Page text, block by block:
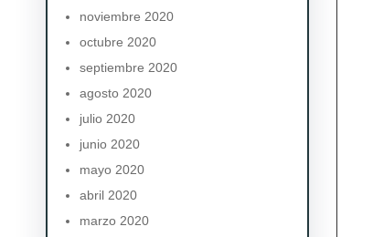
noviembre 2020
octubre 2020
septiembre 2020
agosto 2020
julio 2020
junio 2020
mayo 2020
abril 2020
marzo 2020